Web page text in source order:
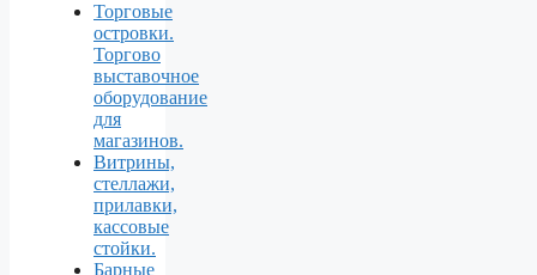
Торговые
островки.
Торгово
выставочное
оборудование
для
магазинов.
Витрины,
стеллажи,
прилавки,
кассовые
стойки.
Барные